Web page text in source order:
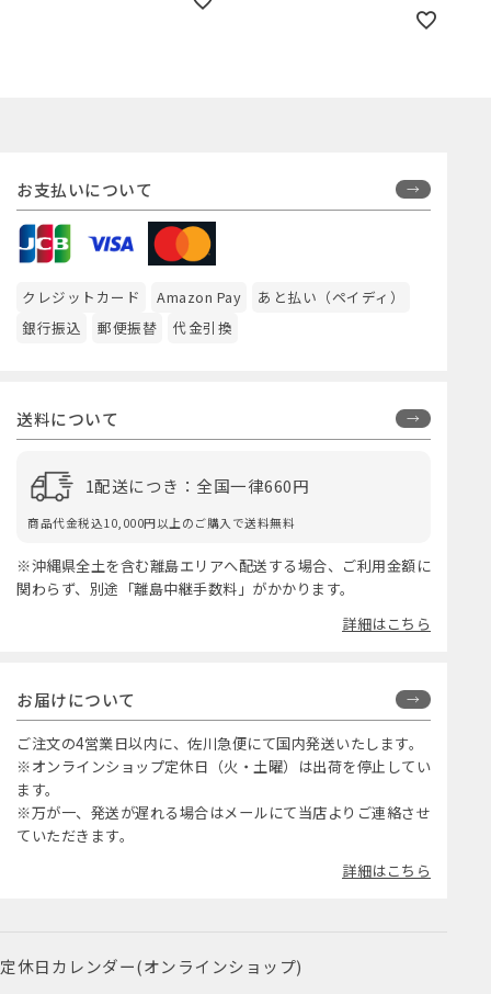
お支払いについて
クレジットカード Amazon Pay
あと払い（ペイディ）
銀行振込
郵便振替 代金引換
送料について
1配送につき：全国一律660円
商品代金税込10,000円以上のご購入で送料無料
※沖縄県全土を含む離島エリアへ配送する場合、ご利用金額に
関わらず、別途「離島中継手数料」がかかります。
詳細はこちら
お届けについて
ご注文の4営業日以内に、佐川急便にて国内発送いたします。
※オンラインショップ定休日（火・土曜）は出荷を停止してい
ます。
※万が一、発送が遅れる場合はメールにて当店よりご連絡させ
ていただきます。
詳細はこちら
定休日カレンダー(オンラインショップ)